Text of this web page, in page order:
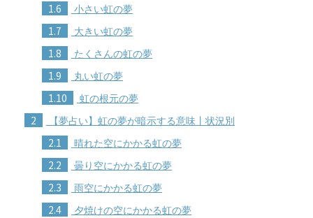
1.6 小さい虹の夢
1.7 大きい虹の夢
1.8 たくさんの虹の夢
1.9 丸い虹の夢
1.10 虹の根元の夢
2 【夢占い】虹の夢が暗示する意味丨状況別
2.1 晴れた空にかかる虹の夢
2.2 曇り空にかかる虹の夢
2.3 雨空にかかる虹の夢
2.4 夕焼けの空にかかる虹の夢